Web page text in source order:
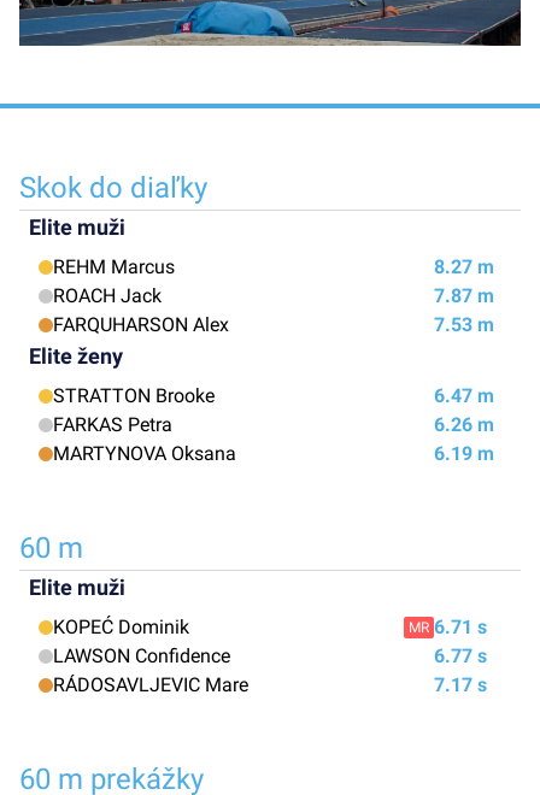
Skok do diaľky
Elite muži
REHM Marcus
8.27 m
ROACH Jack
7.87 m
FARQUHARSON Alex
7.53 m
Elite ženy
STRATTON Brooke
6.47 m
FARKAS Petra
6.26 m
MARTYNOVA Oksana
6.19 m
60 m
Elite muži
KOPEĆ Dominik MR 6.71 s
LAWSON Confidence
6.77 s
RÁDOSAVLJEVIC Mare
7.17 s
60 m prekážky